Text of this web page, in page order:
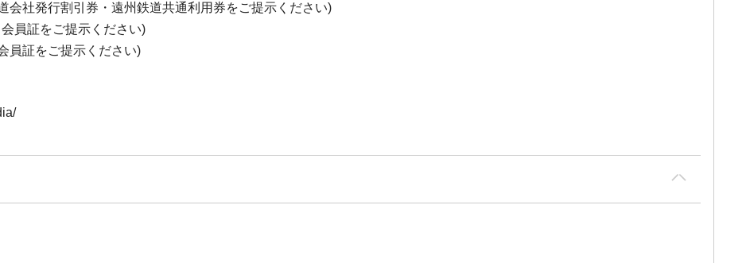
会社発行割引券・遠州鉄道共通利用券をご提示ください)
員証をご提示ください)
員証をご提示ください)